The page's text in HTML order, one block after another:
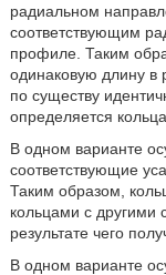
радиальном
соответствующим
профиле. Таким
одинаковую длину в
по существу
определяется
В одном варианте
соответствующие
Таким образом,
кольцами с другими
результате чего
В одном варианте